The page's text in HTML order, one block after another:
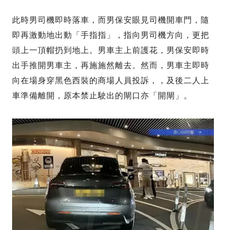
此時男司機即時落車，而男保安眼見司機開車門，隨
即再激動地出動「手指指」，指向男司機方向，更把
頭上一頂帽扔到地上。男車主上前護花，男保安即時
出手推開男車主，再施施然離去。然而，男車主即時
向在場身穿黑色西裝的商場人員投訴，，及後二人上
車準備離開，原本禁止駛出的閘口亦「開閘」。